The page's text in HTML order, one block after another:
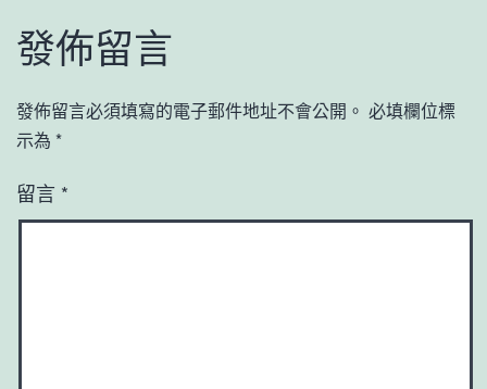
發佈留言
發佈留言必須填寫的電子郵件地址不會公開。 必填欄位標
示為 *
留言 *